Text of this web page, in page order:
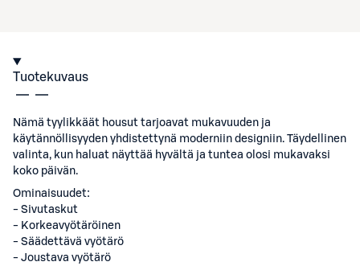
Tuotekuvaus
Nämä tyylikkäät housut tarjoavat mukavuuden ja
käytännöllisyyden yhdistettynä moderniin designiin. Täydellinen
valinta, kun haluat näyttää hyvältä ja tuntea olosi mukavaksi
koko päivän.
Ominaisuudet:
- Sivutaskut
- Korkeavyötäröinen
- Säädettävä vyötärö
- Joustava vyötärö